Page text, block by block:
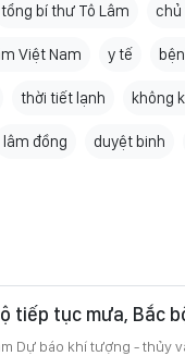
tổng bí thư Tô Lâm chủ
Việt Nam y tế
thời tiết lạnh không
lâm đồng duyệt binh
tiếp tục mưa, Bắc
Dự báo khí tượng - thủy